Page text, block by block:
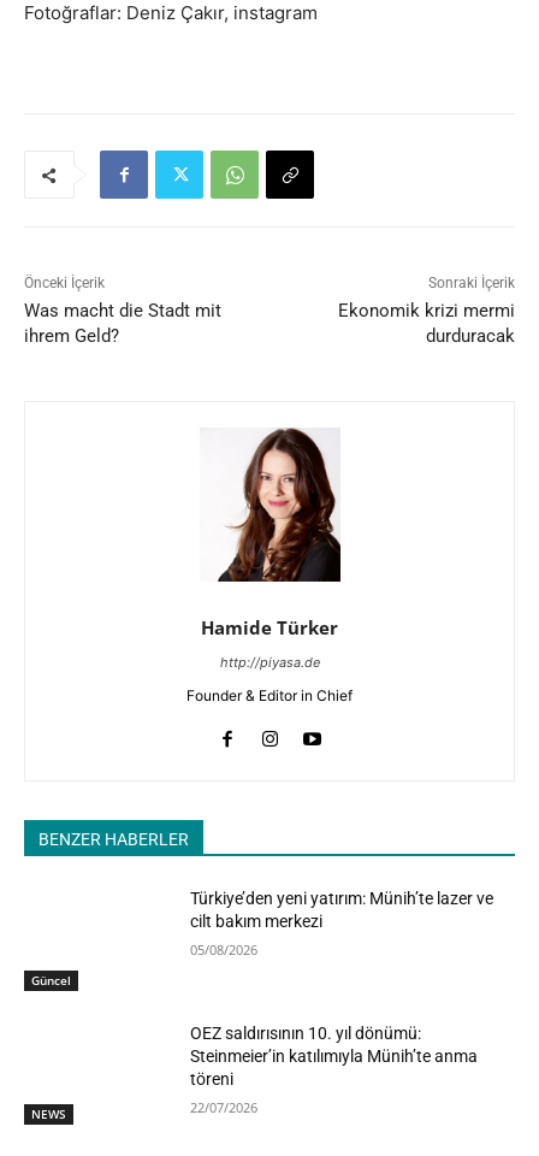
Fotoğraflar: Deniz Çakır, instagram
Önceki İçerik
Was macht die Stadt mit
ihrem Geld?
Sonraki İçerik
Ekonomik krizi mermi
durduracak
Hamide Türker
http://piyasa.de
Founder & Editor in Chief
BENZER HABERLER
Güncel
Türkiye’den yeni yatırım: Münih’te lazer ve
cilt bakım merkezi
05/08/2026
NEWS
OEZ saldırısının 10. yıl dönümü:
Steinmeier’in katılımıyla Münih’te anma
töreni
22/07/2026